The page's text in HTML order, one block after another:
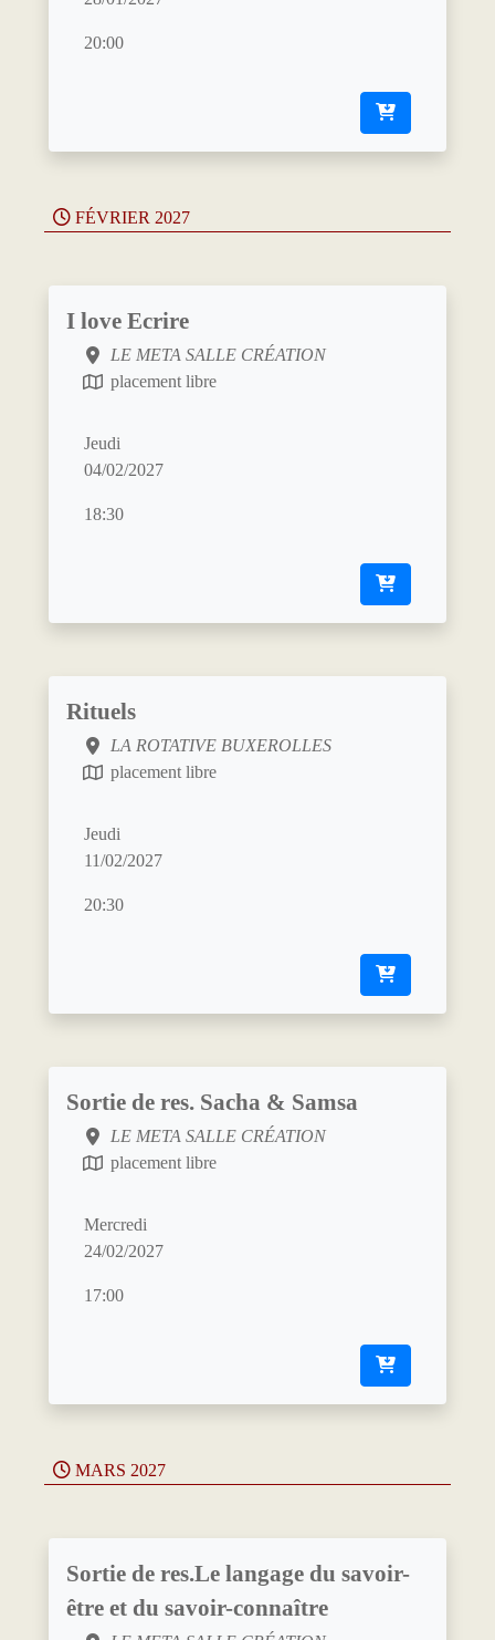
20:00
FÉVRIER 2027
I love Ecrire
LE META SALLE CRÉATION
placement libre
Jeudi
04/02/2027
18:30
Rituels
LA ROTATIVE BUXEROLLES
placement libre
Jeudi
11/02/2027
20:30
Sortie de res. Sacha & Samsa
LE META SALLE CRÉATION
placement libre
Mercredi
24/02/2027
17:00
MARS 2027
Sortie de res.Le langage du savoir-
être et du savoir-connaître